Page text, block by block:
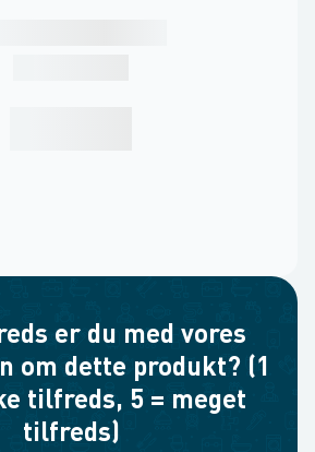
er du med vores
om dette produkt? (1
tilfreds, 5 = meget
tilfreds)